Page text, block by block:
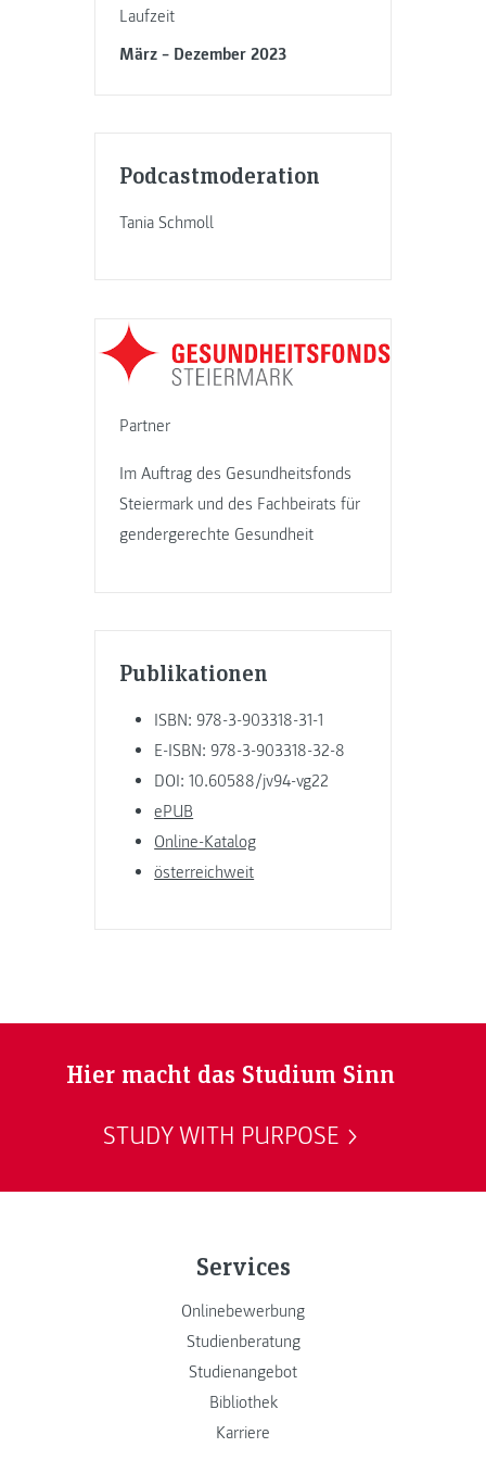
Laufzeit
März – Dezember 2023
Podcastmoderation
Tania Schmoll
Partner
Im Auftrag des Gesundheitsfonds
Steiermark und des Fachbeirats für
gendergerechte Gesundheit
Publikationen
ISBN: 978-3-903318-31-1
E-ISBN: 978-3-903318-32-8
DOI: 10.60588/jv94-vg22
ePUB
Online-Katalog
österreichweit
Hier macht das Studium Sinn
STUDY WITH PURPOSE
Services
Onlinebewerbung
Studienberatung
Studienangebot
Bibliothek
Karriere